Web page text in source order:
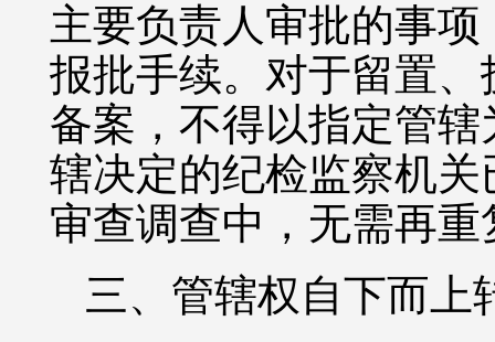
主要负责人审批的事
报批手续。对于留置
备案，不得以指定管
辖决定的纪检监察机
审查调查中，无需再
三、管辖权自下而上